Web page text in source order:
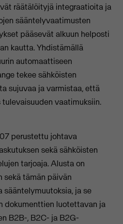
räätälöityjä integraatioita ja
sääntelyvaatimusten
pääsevät alkuun helposti
kautta. Yhdistämällä
automaattiseen
tekee sähköisten
sujuvaa ja varmistaa, että
vaatimuksiin.
perustettu johtava
sekä sähköisten
tarjoaja. Alusta on
sekä tämän päivän
ja se
dokumenttien luotettavan ja
B2B-, B2C- ja B2G-